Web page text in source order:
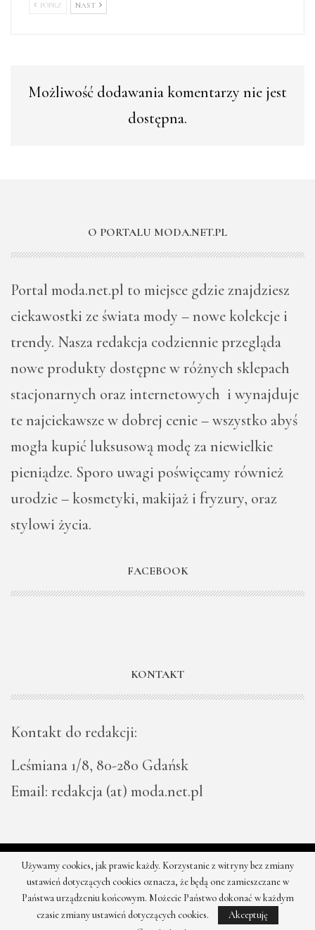
POPRZ NAST
Możliwość dodawania komentarzy nie jest
dostępna.
O PORTALU MODA.NET.PL
Portal moda.net.pl to miejsce gdzie znajdziesz
ciekawostki ze świata mody – nowe kolekcje i
trendy. Nasza redakcja codziennie przegląda
nowe produkty dostępne w różnych sklepach
stacjonarnych oraz internetowych i wynajduje
te najciekawsze w dobrej cenie – wszystko abyś
mogła kupić luksusową modę za niewielkie
pieniądze. Sporo uwagi poświęcamy również
urodzie – kosmetyki, makijaż i fryzury, oraz
stylowi życia.
FACEBOOK
KONTAKT
Kontakt do redakcji:
Leśmiana 1/8, 80-280 Gdańsk
Email: redakcja (at) moda.net.pl
© 2026 - Moda - najnowsze kolekcje, najtańsze sklepy. Wszystkie
prawa zastrzeżone.
Używamy cookies, jak prawie każdy. Korzystanie z witryny bez zmiany
ustawień dotyczących cookies oznacza, że będą one zamieszczane w
Państwa urządzeniu końcowym. Możecie Państwo dokonać w każdym
czasie zmiany ustawień dotyczących cookies.
Akceptuję